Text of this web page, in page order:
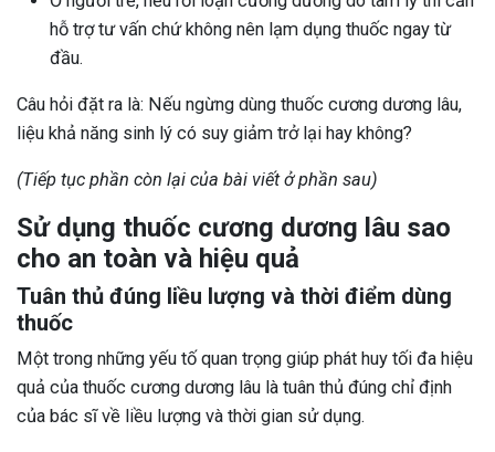
hỗ trợ tư vấn chứ không nên lạm dụng thuốc ngay từ
đầu.
Câu hỏi đặt ra là: Nếu ngừng dùng thuốc cương dương lâu,
liệu khả năng sinh lý có suy giảm trở lại hay không?
(Tiếp tục phần còn lại của bài viết ở phần sau)
Sử dụng thuốc cương dương lâu sao
cho an toàn và hiệu quả
Tuân thủ đúng liều lượng và thời điểm dùng
thuốc
Một trong những yếu tố quan trọng giúp phát huy tối đa hiệu
quả của thuốc cương dương lâu là tuân thủ đúng chỉ định
của bác sĩ về liều lượng và thời gian sử dụng.